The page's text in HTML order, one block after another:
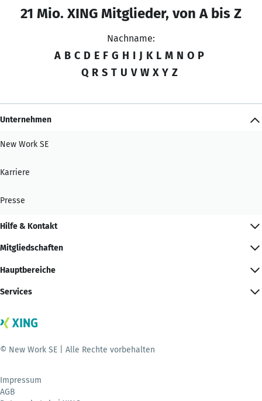
21 Mio. XING Mitglieder, von A bis Z
Nachname:
A B C D E F G H I J K L M N O P
Q R S T U V W X Y Z
Unternehmen
New Work SE
Karriere
Presse
Hilfe & Kontakt
Mitgliedschaften
Hauptbereiche
Services
© New Work SE | Alle Rechte vorbehalten
Impressum
AGB